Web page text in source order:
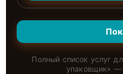
Полный список услуг
упаковщик» —